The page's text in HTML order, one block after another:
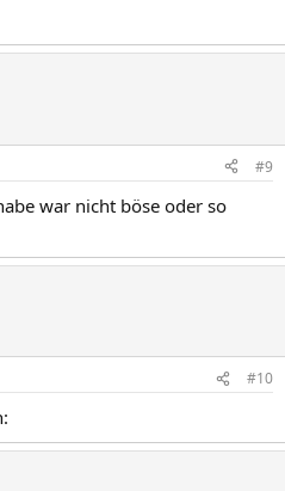
#9
war nicht böse oder so
#10